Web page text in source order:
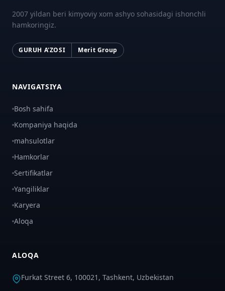
2007 yildan beri kimyoviy xom ashyo sohasidagi ishonchli
hamkoringiz.
GURUH A'ZOSI Merit Group
NAVIGATSIYA
Bosh sahifa
Kompaniya haqida
mahsulotlar
Hamkorlar
Sertifikatlar
Yangiliklar
Karyera
Aloqa
ALOQA
Furkat Street 6, 100021, Tashkent, Uzbekistan